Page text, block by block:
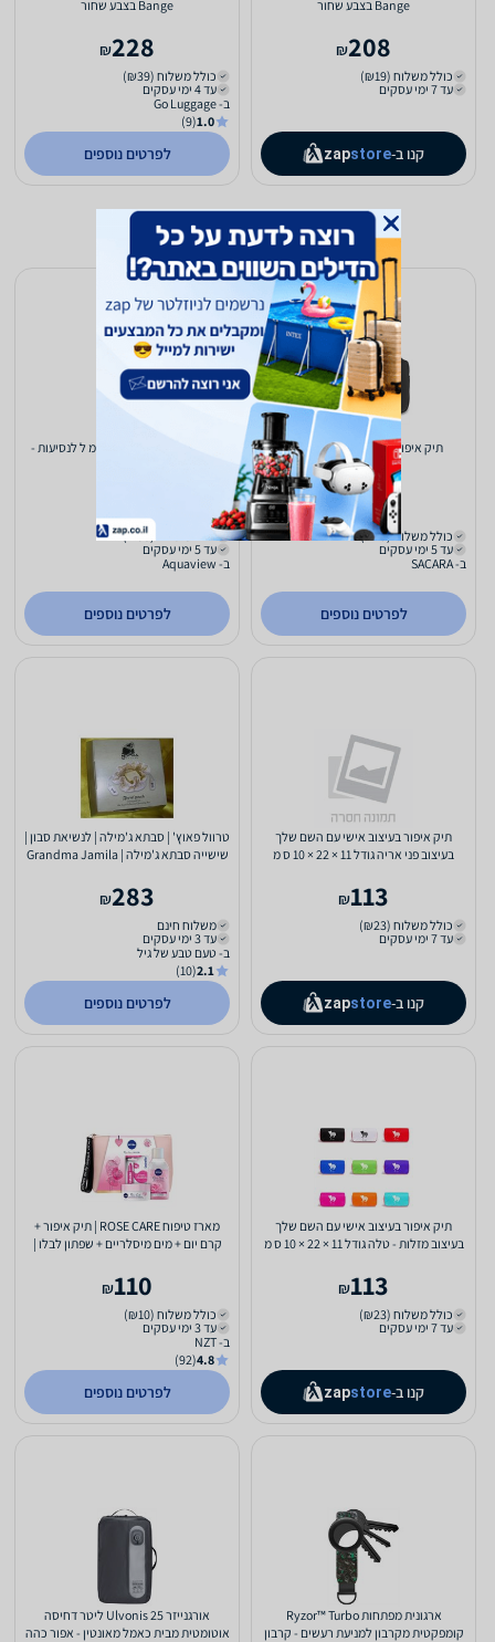
Bange בצבע שחור
208
₪
כולל משלוח (₪19)
עד 7 ימי עסקים
קנו ב- zapstore
Bange בצבע שחור
228
₪
כולל משלוח (₪39)
עד 4 ימי עסקים
ב- Go Luggage
1.0
(9)
לפרטים נוספים
תיק איפור שחור מקצועי SACARA
39
₪
כולל משלוח (₪19)
עד 5 ימי עסקים
ב- SACARA
לפרטים נוספים
בקבוק מילוי מסיליקון 100 מ ל לנסיעות -
כולל משלוח (₪30)
עד 5 ימי עסקים
ב- Aquaview
לפרטים נוספים
תיק איפור בעיצוב אישי עם השם שלך
בעיצוב פני אריה גודל 11 × 22 × 10 ס מ
113
₪
כולל משלוח (₪23)
עד 7 ימי עסקים
קנו ב- zapstore
טרוול פאוץ' | סבתא ג'מילה | לנשיאת סבון |
שישייה סבתא ג'מילה | Grandma Jamila
283
₪
משלוח חינם
עד 3 ימי עסקים
ב- טעם טבע של גיל
2.1
(10)
לפרטים נוספים
תיק איפור בעיצוב אישי עם השם שלך
בעיצוב מזלות - טלה גודל 11 × 22 × 10 ס מ
113
₪
כולל משלוח (₪23)
עד 7 ימי עסקים
קנו ב- zapstore
מארז טיפוח ROSE CARE | תיק איפור +
קרם יום + מים מיסלריים + שפתון לבלו |
110
₪
כולל משלוח (₪10)
עד 3 ימי עסקים
ב- NZT
4.8
(92)
לפרטים נוספים
ארגונית מפתחות Ryzor™ Turbo
קומפקטית מקרבון למניעת רעשים - קרבון
אורגנייזר Ulvonis 25 ליטר דחיסה
אוטומטית מבית כאמל מאונטין - אפור כהה